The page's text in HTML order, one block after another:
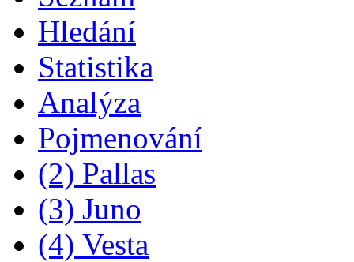
Hledání
Statistika
Analýza
Pojmenování
(2) Pallas
(3) Juno
(4) Vesta